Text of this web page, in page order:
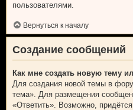
пользователями.
Вернуться к началу
Создание сообщений
Как мне создать новую тему
Для создания новой темы в
тема». Для размещения
«Ответить». Возможно,